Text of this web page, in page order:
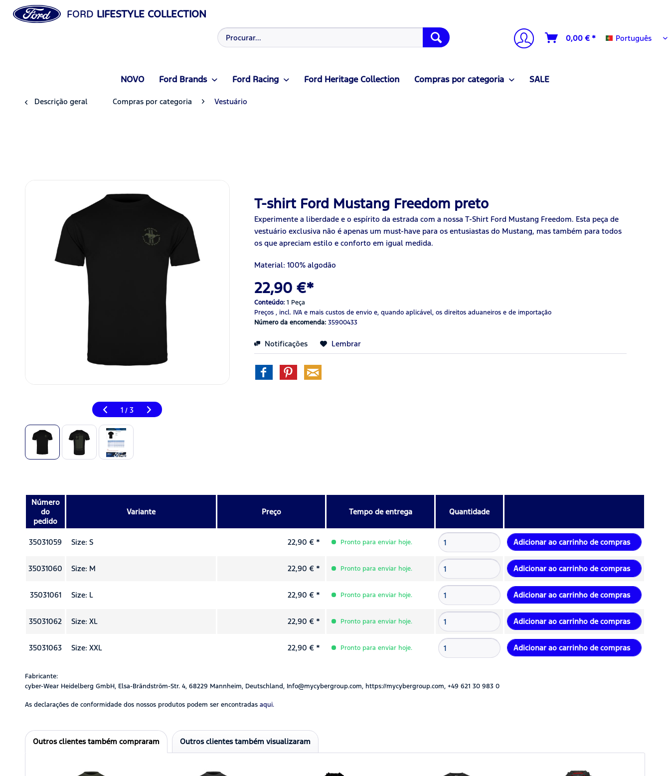
FORD LIFESTYLE COLLECTION
0,00 € * Português
Português
NOVO Ford Brands Ford Racing Ford Heritage Collection Compras por categoria SALE
Descrição geral Compras por categoria Vestuário
1 / 3
T-shirt Ford Mustang Freedom preto
Experimente a liberdade e o espírito da estrada com a nossa T-Shirt Ford Mustang Freedom. Esta peça de
vestuário exclusiva não é apenas um must-have para os entusiastas do Mustang, mas também para todos
os que apreciam estilo e conforto em igual medida.
Material: 100% algodão
22,90 €*
Conteúdo:1 Peça
Preços , incl. IVAe mais custos de envio e, quando aplicável, os direitos aduaneiros e de importação
Número da encomenda:35900433
Notificações Lembrar
Número
do
pedido
Variante Preço Tempo de entrega Quantidade
35031059 Size: S 22,90 € * Pronto para enviar hoje. Adicionar ao carrinho de compras
35031060 Size: M 22,90 € * Pronto para enviar hoje. Adicionar ao carrinho de compras
35031061 Size: L 22,90 € * Pronto para enviar hoje. Adicionar ao carrinho de compras
35031062 Size: XL 22,90 € * Pronto para enviar hoje. Adicionar ao carrinho de compras
35031063 Size: XXL 22,90 € * Pronto para enviar hoje. Adicionar ao carrinho de compras
Fabricante:
cyber-Wear Heidelberg GmbH, Elsa-Brändström-Str. 4, 68229 Mannheim, Deutschland, Info@mycybergroup.com, https://mycybergroup.com, +49 621 30 983 0
As declarações de conformidade dos nossos produtos podem ser encontradas aqui.
Outros clientes também compraram Outros clientes também visualizaram